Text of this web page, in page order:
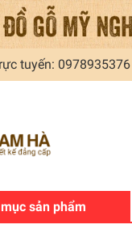
tuyến: 0978935376
sản phẩm